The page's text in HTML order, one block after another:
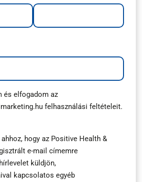
és elfogadom az
felhasználási feltételeit.
hogy az Positive Health &
e-mail címemre
küldjön,
kapcsolatos egyéb